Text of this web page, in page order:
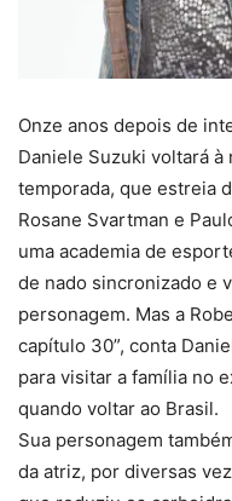
Onze anos depois de
Daniele Suzuki voltará
temporada, que estreia
Rosane Svartman e
uma academia de
de nado sincronizado e
personagem. Mas a
capítulo 30”, conta
para visitar a família no
quando voltar ao Brasil.
Sua personagem
da atriz, por diversas